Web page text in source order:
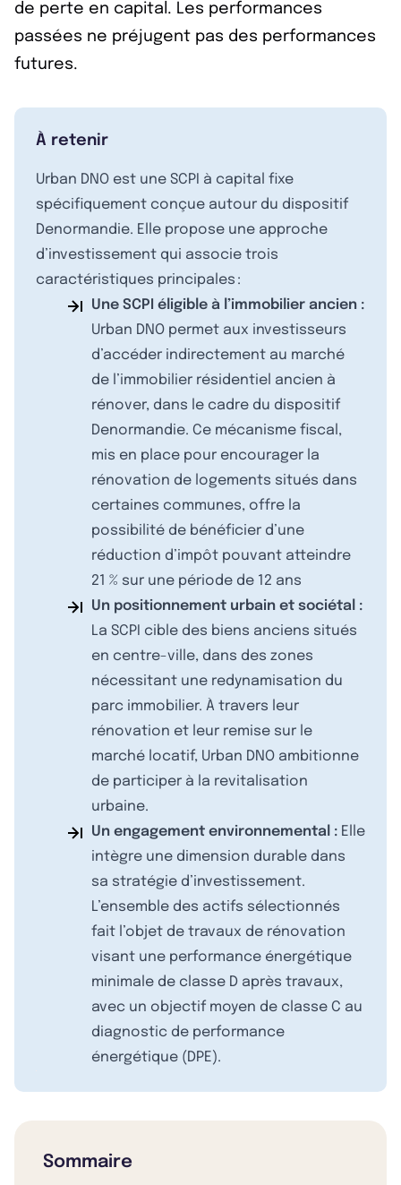
de perte en capital. Les performances
passées ne préjugent pas des performances
futures.
À retenir
Urban DNO est une SCPI à capital fixe
spécifiquement conçue autour du dispositif
Denormandie. Elle propose une approche
d’investissement qui associe trois
caractéristiques principales :
Une SCPI éligible à l’immobilier ancien :
Urban DNO permet aux investisseurs
d’accéder indirectement au marché
de l’immobilier résidentiel ancien à
rénover, dans le cadre du dispositif
Denormandie. Ce mécanisme fiscal,
mis en place pour encourager la
rénovation de logements situés dans
certaines communes, offre la
possibilité de bénéficier d’une
réduction d’impôt pouvant atteindre
21 % sur une période de 12 ans
Un positionnement urbain et sociétal :
La SCPI cible des biens anciens situés
en centre-ville, dans des zones
nécessitant une redynamisation du
parc immobilier. À travers leur
rénovation et leur remise sur le
marché locatif, Urban DNO ambitionne
de participer à la revitalisation
urbaine.
Un engagement environnemental : Elle
intègre une dimension durable dans
sa stratégie d’investissement.
L’ensemble des actifs sélectionnés
fait l’objet de travaux de rénovation
visant une performance énergétique
minimale de classe D après travaux,
avec un objectif moyen de classe C au
diagnostic de performance
énergétique (DPE).
Sommaire